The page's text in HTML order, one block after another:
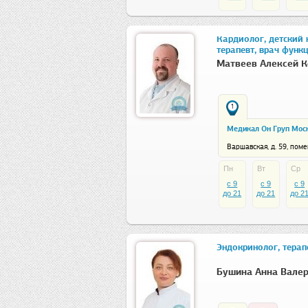
Кардиолог, детский
терапевт, врач
диагностики,
Матвеев Алексей
1
Медикал Он Груп
Варшавская, д. 59,
Пн
c 9
до 21
Вт
c 9
до 21
Ср
c 9
до 21
Эндокринолог,
Бушина Анна